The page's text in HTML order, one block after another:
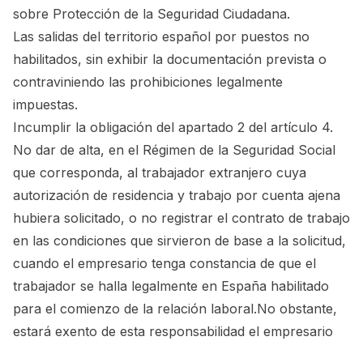
sobre Protección de la Seguridad Ciudadana.
Las salidas del territorio español por puestos no
habilitados, sin exhibir la documentación prevista o
contraviniendo las prohibiciones legalmente
impuestas.
Incumplir la obligación del apartado 2 del artículo 4.
No dar de alta, en el Régimen de la Seguridad Social
que corresponda, al trabajador extranjero cuya
autorización de residencia y trabajo por cuenta ajena
hubiera solicitado, o no registrar el contrato de trabajo
en las condiciones que sirvieron de base a la solicitud,
cuando el empresario tenga constancia de que el
trabajador se halla legalmente en España habilitado
para el comienzo de la relación laboral.No obstante,
estará exento de esta responsabilidad el empresario